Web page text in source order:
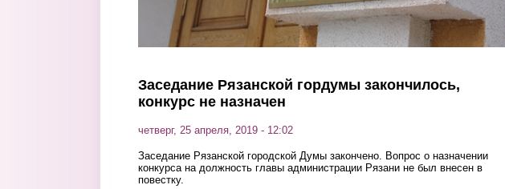
Заседание Рязанской гордумы закончилось,
конкурс не назначен
четверг, 25 апреля, 2019 - 12:02
Заседание Рязанской городской Думы закончено. Вопрос о назначении
конкурса на должность главы администрации Рязани не был внесен в
повестку.